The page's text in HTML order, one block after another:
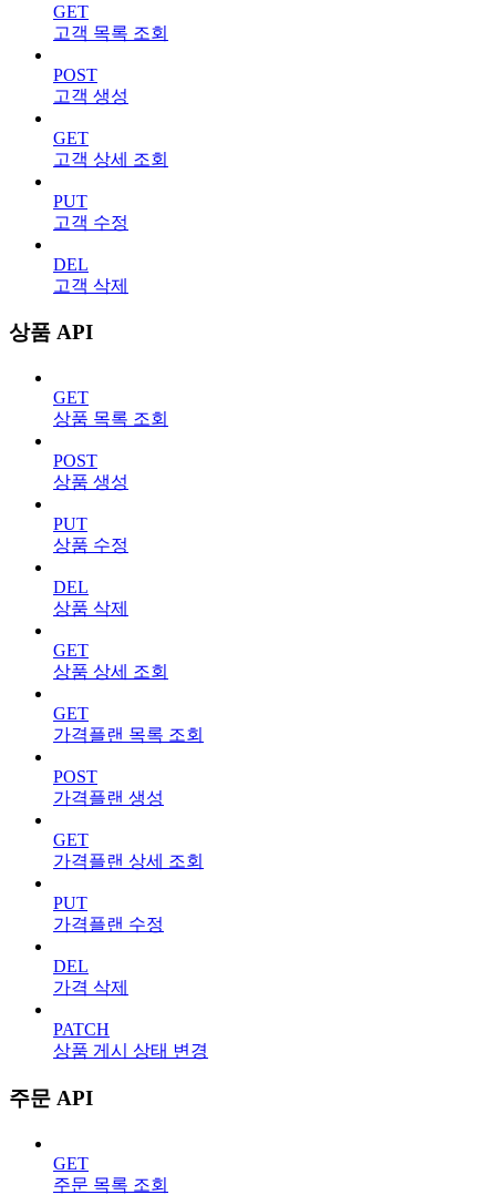
GET
고객 목록 조회
POST
고객 생성
GET
고객 상세 조회
PUT
고객 수정
DEL
고객 삭제
상품 API
GET
상품 목록 조회
POST
상품 생성
PUT
상품 수정
DEL
상품 삭제
GET
상품 상세 조회
GET
가격플랜 목록 조회
POST
가격플랜 생성
GET
가격플랜 상세 조회
PUT
가격플랜 수정
DEL
가격 삭제
PATCH
상품 게시 상태 변경
주문 API
GET
주문 목록 조회